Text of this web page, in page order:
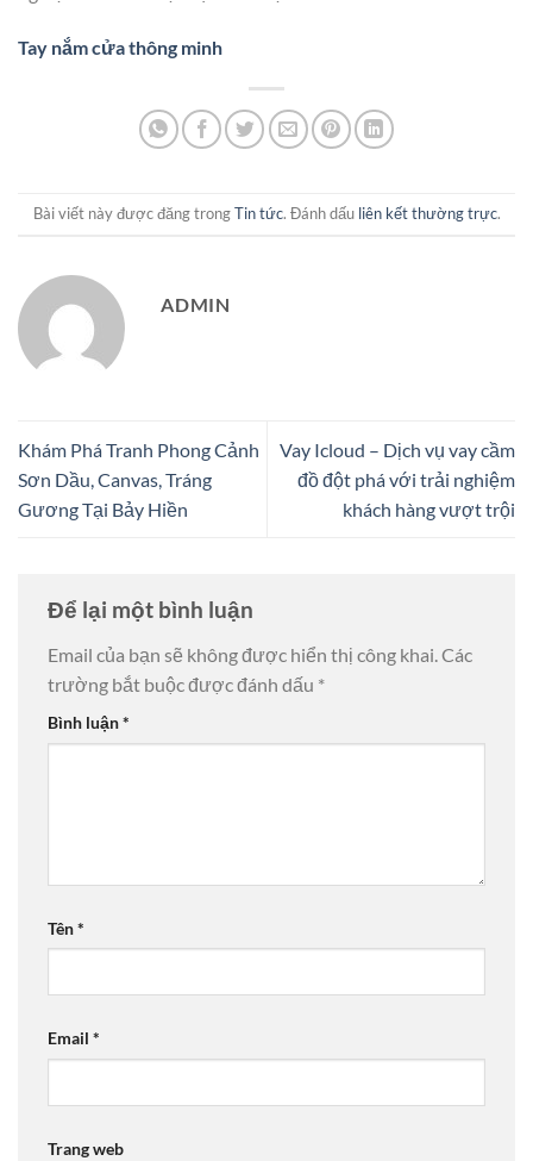
Tay nắm cửa thông minh
Bài viết này được đăng trongTin tức. Đánh dấu liên kết thường trực.
ADMIN
Khám Phá Tranh Phong Cảnh
Sơn Dầu, Canvas, Tráng
Gương Tại Bảy Hiền
Vay Icloud – Dịch vụ vay cầm
đồ đột phá với trải nghiệm
khách hàng vượt trội
Để lại một bình luận
Email của bạn sẽ không được hiển thị công khai. Các
trường bắt buộc được đánh dấu *
Bình luận*
Tên*
Email *
Trang web